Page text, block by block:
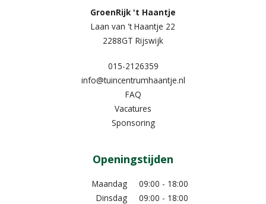
GroenRijk 't Haantje
Laan van 't Haantje 22
2288GT Rijswijk
015-2126359
info@tuincentrumhaantje.nl
FAQ
Vacatures
Sponsoring
Openingstijden
Maandag
09:00 - 18:00
Dinsdag
09:00 - 18:00